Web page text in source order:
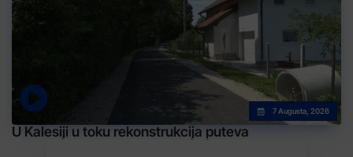
7 Augusta, 2026
U Kalesiji u toku rekonstrukcija puteva